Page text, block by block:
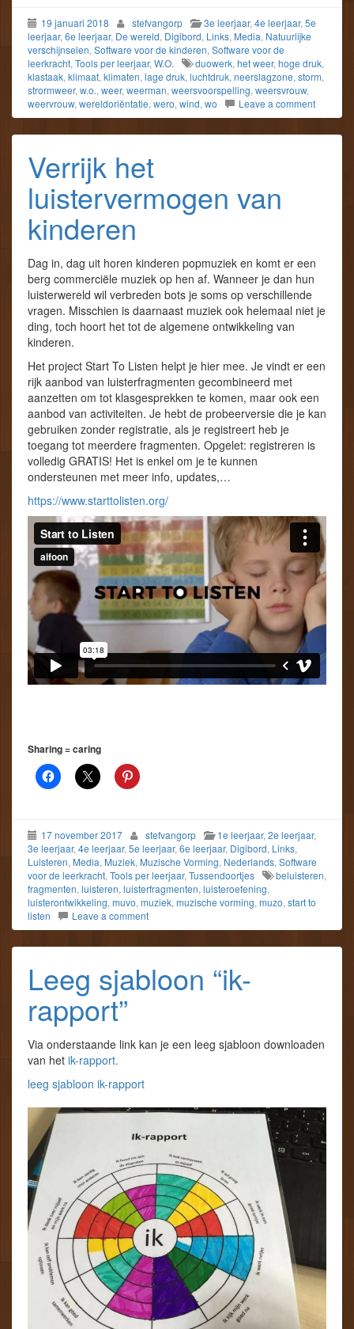
19 januari 2018 stefvangorp 3e leerjaar, 4e leerjaar, 5e
leerjaar, 6e leerjaar, De wereld, Digibord, Links, Media, Natuurlijke
verschijnselen, Software voor de kinderen, Software voor de
leerkracht, Tools per leerjaar, W.O. duowerk, het weer, hoge druk,
klastaak, klimaat, klimaten, lage druk, luchtdruk, neerslagzone, storm,
strormweer, w.o., weer, weerman, weersvoorspelling, weersvrouw,
weervrouw, wereldoriëntatie, wero, wind, wo Leave a comment
Verrijk het
luistervermogen van
kinderen
Dag in, dag uit horen kinderen popmuziek en komt er een
berg commerciële muziek op hen af. Wanneer je dan hun
luisterwereld wil verbreden bots je soms op verschillende
vragen. Misschien is daarnaast muziek ook helemaal niet je
ding, toch hoort het tot de algemene ontwikkeling van
kinderen.
Het project Start To Listen helpt je hier mee. Je vindt er een
rijk aanbod van luisterfragmenten gecombineerd met
aanzetten om tot klasgesprekken te komen, maar ook een
aanbod van activiteiten. Je hebt de probeerversie die je kan
gebruiken zonder registratie, als je registreert heb je
toegang tot meerdere fragmenten. Opgelet: registreren is
volledig GRATIS! Het is enkel om je te kunnen
ondersteunen met meer info, updates,…
https://www.starttolisten.org/
Sharing = caring
17 november 2017 stefvangorp 1e leerjaar, 2e leerjaar,
3e leerjaar, 4e leerjaar, 5e leerjaar, 6e leerjaar, Digibord, Links,
Luisteren, Media, Muziek, Muzische Vorming, Nederlands, Software
voor de leerkracht, Tools per leerjaar, Tussendoortjes beluisteren,
fragmenten, luisteren, luisterfragmenten, luisteroefening,
luisterontwikkeling, muvo, muziek, muzische vorming, muzo, start to
listen
Leave a comment
Leeg sjabloon “ik-
rapport”
Via onderstaande link kan je een leeg sjabloon downloaden
van het ik-rapport.
leeg sjabloon ik-rapport